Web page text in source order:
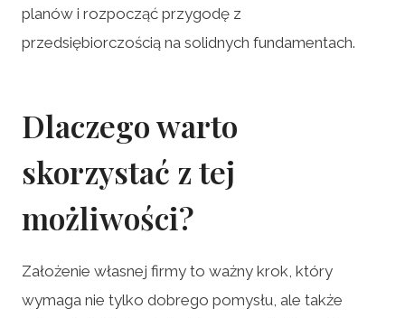
planów i rozpocząć przygodę z
przedsiębiorczością na solidnych fundamentach.
Dlaczego warto
skorzystać z tej
możliwości?
Założenie własnej firmy to ważny krok, który
wymaga nie tylko dobrego pomysłu, ale także